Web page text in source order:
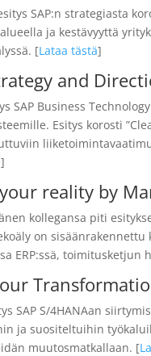
SAP:n strategiasta
ja kestävyyttä
[Lataa tästä]
and
SAP Business
Esitys korosti
]
reality by
kollegansa piti
on
ERP:ssä,
SAP S/4HANAan
ja suositeltuihin
muutosmatkallaan. [